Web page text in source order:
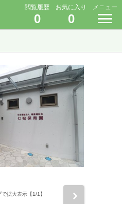
閲覧履歴
0
お気に入り
0
メニュー
で拡大表示【1/1】